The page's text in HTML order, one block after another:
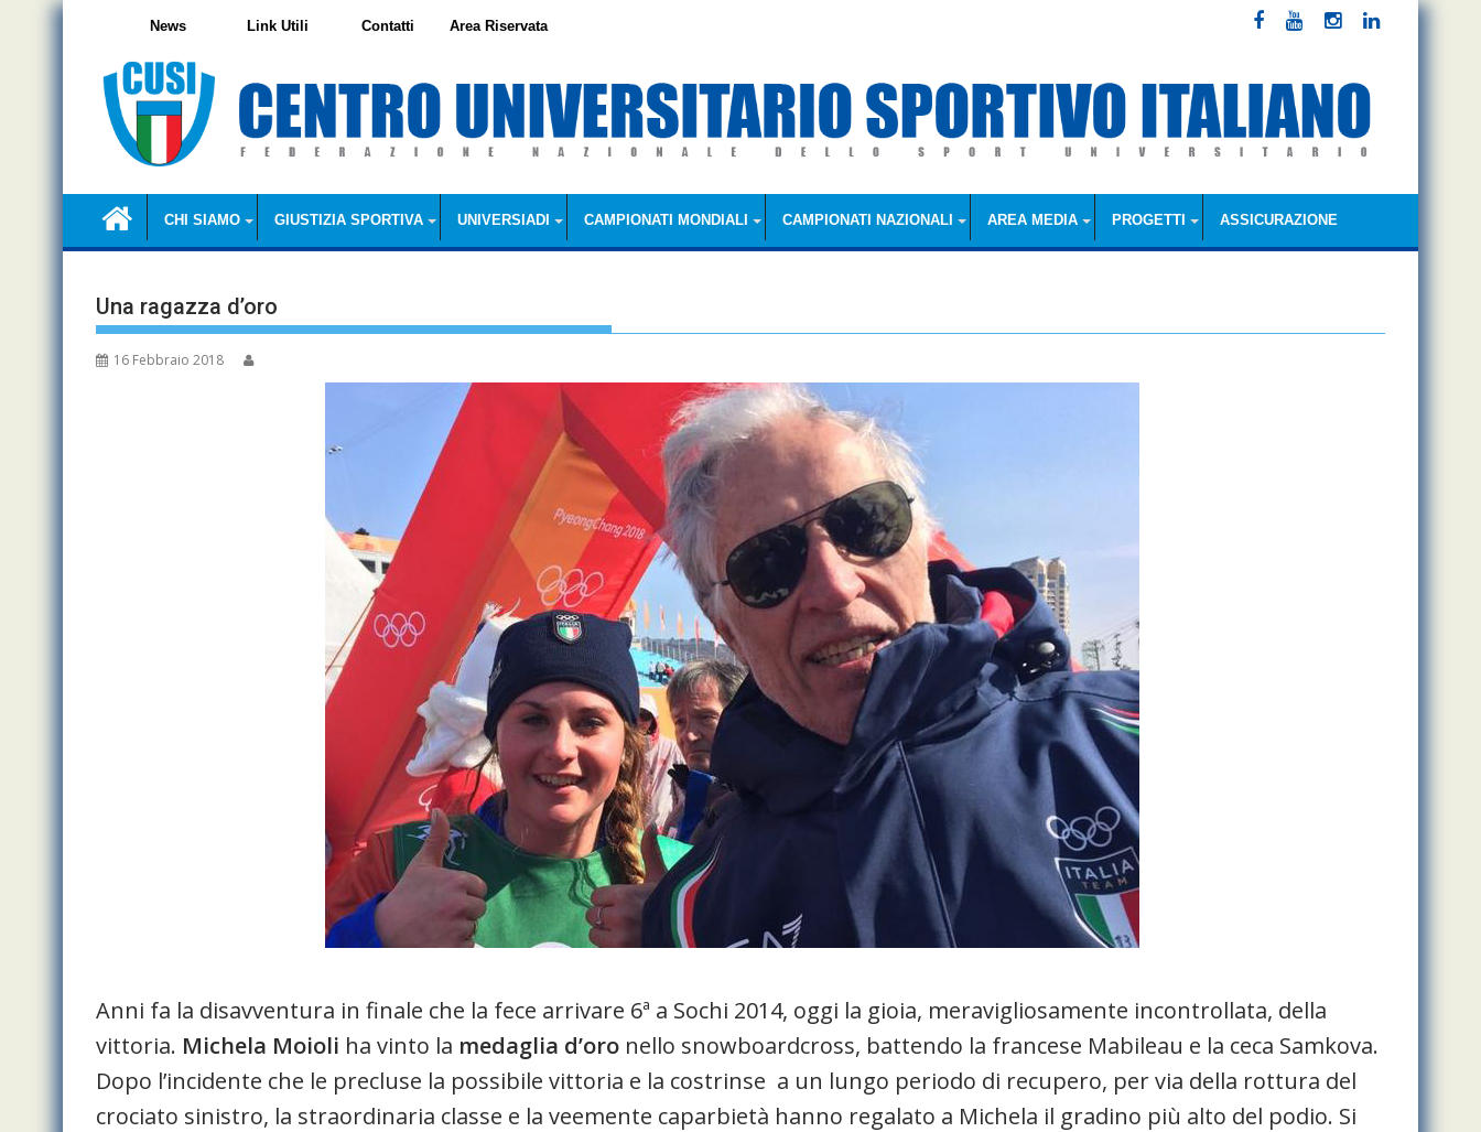
Skip
CHI SIAMO GIUSTIZIA SPORTIVA UNIVERSIADI CAMPIONATI MONDIALI CAMPIONATI NAZIONALI AREA MEDIA PROGETTI ASSICURAZIONE
News Link Utili Contatti Area Riservata
Una ragazza d’oro
16 Febbraio 2018
Anni fa la disavventura in finale che la fece arrivare 6ª a Sochi 2014, oggi la gioia, meravigliosamente incontrollata, della
vittoria. Michela Moioli ha vinto la medaglia d’oro nello snowboardcross, battendo la francese Mabileau e la ceca Samkova.
Dopo l’incidente che le precluse la possibile vittoria e la costrinse a un lungo periodo di recupero, per via della rottura del
crociato sinistro, la straordinaria classe e la veemente caparbietà hanno regalato a Michela il gradino più alto del podio. Si